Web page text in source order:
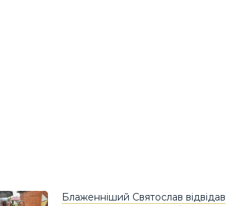
Блаженніший Святослав відвідав